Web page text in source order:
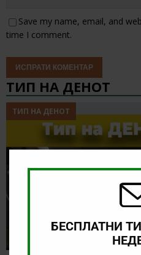
Save my name, email, and
time I comment.
ТИП НА ДЕНОТ
ТИП НА ДЕНОТ
БЕСПЛАТНИ